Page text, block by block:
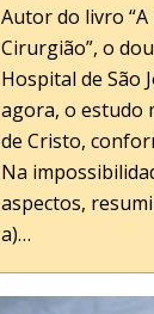
Autor do livro
Cirurgião”, o
Hospital de São
agora, o estudo
de Cristo,
Na
aspectos,
a)…